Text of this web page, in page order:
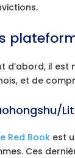
d’abord, il
et de
Red Book est
Ces